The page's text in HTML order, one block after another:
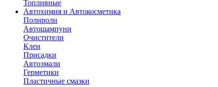
Топливные
Автохимия и Автокосметика
Полироли
Автошампуни
Очистители
Клеи
Присадки
Автоэмали
Герметики
Пластичные смазки